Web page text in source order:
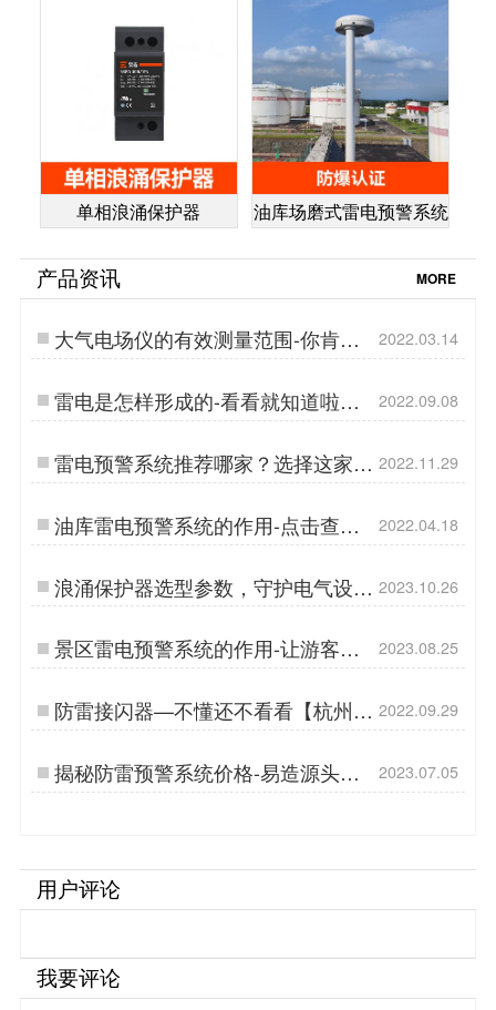
单相浪涌保护器 油库场磨式雷电预警系统
产品资讯 MORE
大气电场仪的有效测量范围-你肯定
用的到【杭州易造】…
2022.03.14
雷电是怎样形成的-看看就知道啦
【杭州易造】…
2022.09.08
雷电预警系统推荐哪家？选择这家不
会吃亏！【易造防雷】…
2022.11.29
油库雷电预警系统的作用-点击查看
详情【杭州易造】…
2022.04.18
浪涌保护器选型参数，守护电气设备
安全！-易造防雷…
2023.10.26
景区雷电预警系统的作用-让游客远
离雷电风险-易造防雷…
2023.08.25
防雷接闪器—不懂还不看看【杭州易
造】…
2022.09.29
揭秘防雷预警系统价格-易造源头厂
家直供,免费安装调试！-易造防雷…
2023.07.05
用户评论
我要评论